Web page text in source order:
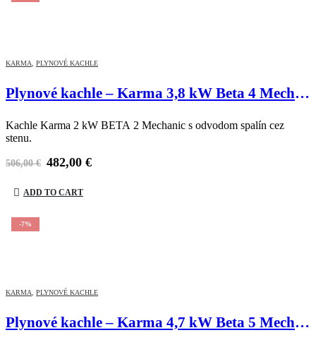
KARMA, PLYNOVÉ KACHLE
Plynové kachle – Karma 3,8 kW Beta 4 Mechanic
Kachle Karma 2 kW BETA 2 Mechanic s odvodom spalín cez
stenu.
506,00€ 482,00€
ADD TO CART
-7%
KARMA PLYNOVÉ KACHLE
Plynové kachle – Karma 4,7 kW Beta 5 Mechanic